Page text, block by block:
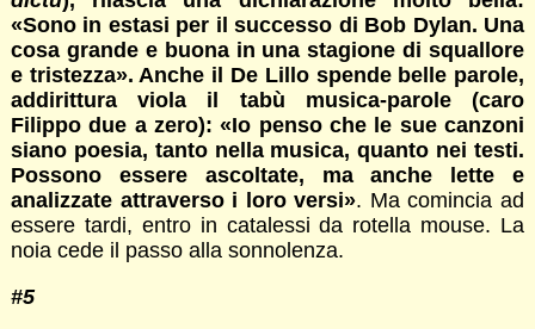
«Sono in estasi per il successo di Bob Dylan. Una
cosa grande e buona in una stagione di squallore
e tristezza». Anche il De Lillo spende belle parole,
addirittura viola il tabù musica-parole (caro
Filippo due a zero): «Io penso che le sue canzoni
siano poesia, tanto nella musica, quanto nei testi.
Possono essere ascoltate, ma anche lette e
analizzate attraverso i loro versi». Ma comincia ad
essere tardi, entro in catalessi da rotella mouse. La
noia cede il passo alla sonnolenza.
#5